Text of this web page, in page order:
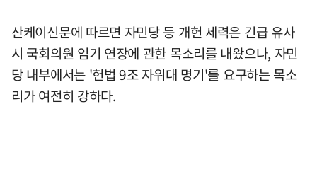
산케이신문에 따르면 자민당 등 개헌 세력은 긴급 유사
시 국회의원 임기 연장에 관한 목소리를 내왔으나, 자민
당 내부에서는 '헌법 9조 자위대 명기'를 요구하는 목소
리가 여전히 강하다.